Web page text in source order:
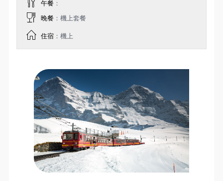
午餐 ：
晚餐 ：機上套餐
住宿：機上